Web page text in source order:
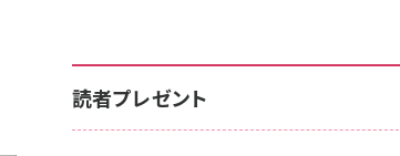
読者プレゼント